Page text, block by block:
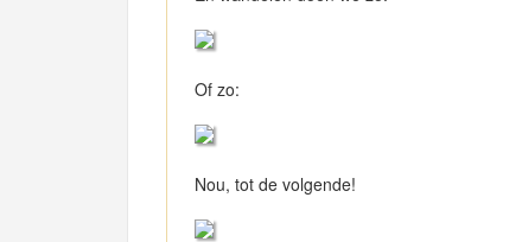
Of zo:
Nou, tot de volgende!